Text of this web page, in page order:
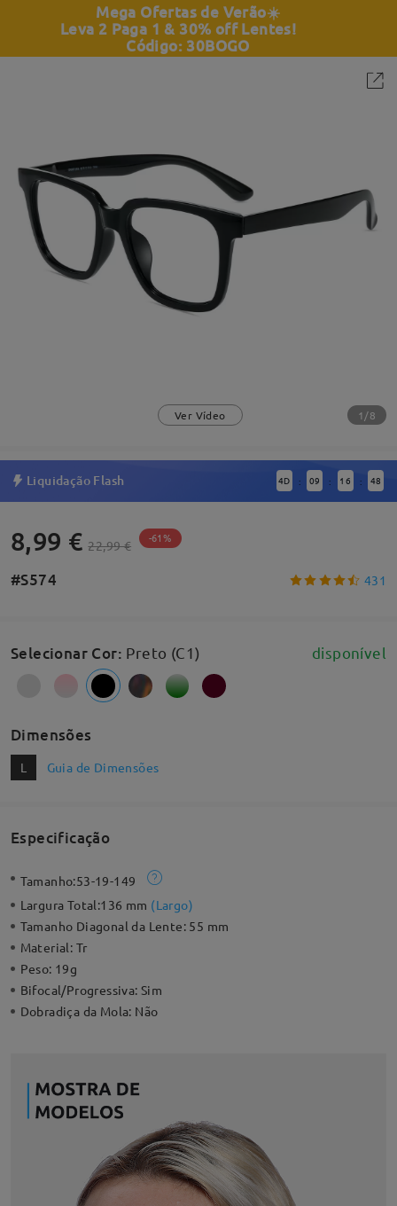
Mega Ofertas de Verão☀️
Leva 2 Paga 1 & 30% off Lentes!
Código: 30BOGO
Ver Vídeo 1/8
Liquidação Flash 4D : 09 : 16 : 48
8,99 € 22,99 € -61%
#S574 431
Selecionar Cor: Preto (C1) disponível
Dimensões
L Guia de Dimensões
Especificação
Tamanho:53-19-149
Largura Total:136 mm (Largo)
Tamanho Diagonal da Lente: 55 mm
Material: Tr
Peso: 19g
Bifocal/Progressiva:Sim
Dobradiça da Mola: Não